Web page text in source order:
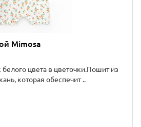
Mimosa
цвета в цветочки.Пошит из
которая обеспечит ..